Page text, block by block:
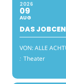
2026
09
AUG
DAS
VON: ALLE
: Theater